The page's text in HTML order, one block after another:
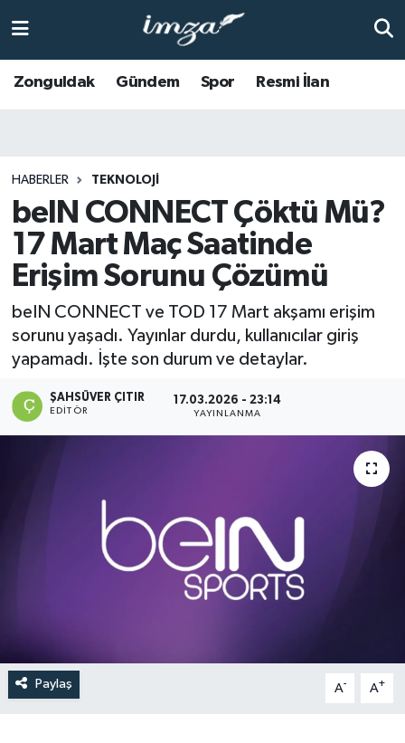
Zonguldak Gündem Spor Resmi İlan
HABERLER TEKNOLOJİ
beIN CONNECT Çöktü Mü?
17 Mart Maç Saatinde
Erişim Sorunu Çözümü
beIN CONNECT ve TOD 17 Mart akşamı erişim
sorunu yaşadı. Yayınlar durdu, kullanıcılar giriş
yapamadı. İşte son durum ve detaylar.
ŞAHSÜVER ÇITIR
EDITÖR
17.03.2026 - 23:14
YAYINLANMA
Paylaş A- A+
Anasayfa
KOZLU
KİLİMLİ
BOLU
ÇAYCUMA
DEVREK
GÖKÇEBEY
KASTAMONU
Zonguldak Hava Durumu
Süper Lig Puan Durumu ve Fikstür
Tüm Manşetler
Haber Arşivi